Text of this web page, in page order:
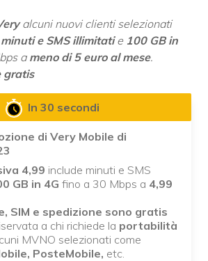
alcuni nuovi clienti selezionati
minuti e SMS illimitatie 100 GB in
ameno di 5 euro al mese.
gratis
In 30 secondi
di Very Mobile di
4,99 include minuti e SMS
GB in 4G fino a 30 Mbps a 4,99
SIM e spedizione sono gratis
a chi richiede la portabilità
MVNO selezionati come
PosteMobile, etc.